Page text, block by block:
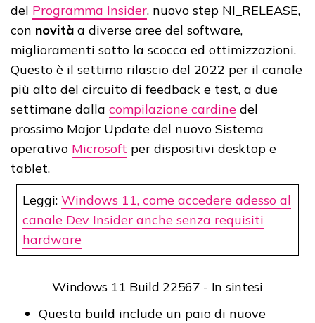
del Programma Insider, nuovo step NI_RELEASE,
con novità a diverse aree del software,
miglioramenti sotto la scocca ed ottimizzazioni.
Questo è il settimo rilascio del 2022 per il canale
più alto del circuito di feedback e test, a due
settimane dalla compilazione cardine del
prossimo Major Update del nuovo Sistema
operativo Microsoft per dispositivi desktop e
tablet.
Leggi: Windows 11, come accedere adesso al
canale Dev Insider anche senza requisiti
hardware
Windows 11 Build 22567 - In sintesi
Questa build include un paio di nuove